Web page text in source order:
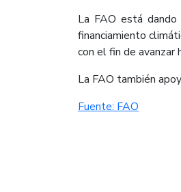
La FAO está
financiamiento
con el fin de avanzar
La FAO también
Fuente: FAO